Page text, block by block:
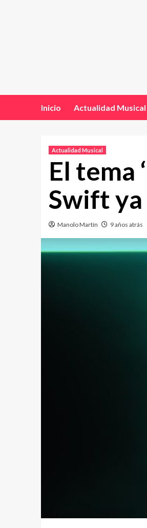
Inicio Actualidad Musical
Actualidad Musical
El tema
Swift
Manolo Martín 9 años atrás